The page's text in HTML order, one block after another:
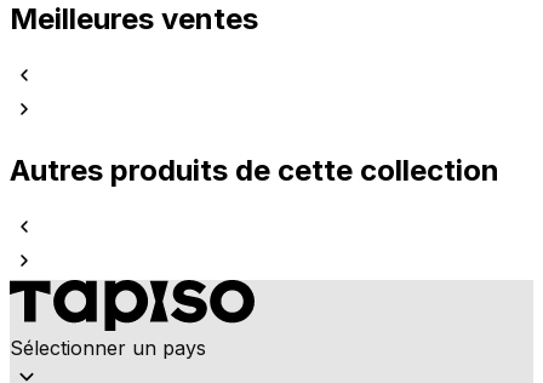
Meilleures ventes
Autres produits de cette collection
Sélectionner un pays